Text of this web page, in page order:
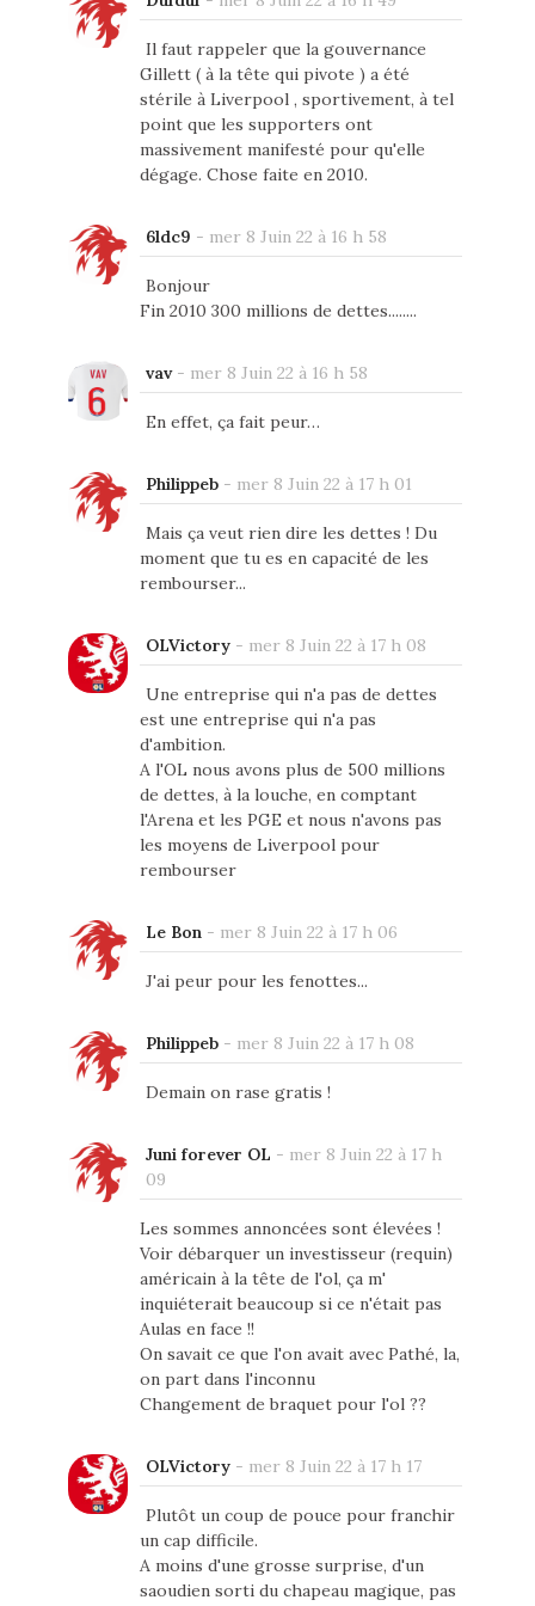
Il faut rappeler que la gouvernance
Gillett ( à la tête qui pivote ) a été
stérile à Liverpool , sportivement, à tel
point que les supporters ont
massivement manifesté pour qu'elle
dégage. Chose faite en 2010.
6ldc9 - mer 8 Juin 22 à 16 h 58
Bonjour
Fin 2010 300 millions de dettes........
vav- mer 8 Juin 22 à 16 h 58
En effet, ça fait peur…
Philippeb- mer 8 Juin 22 à 17 h 01
Mais ça veut rien dire les dettes ! Du
moment que tu es en capacité de les
rembourser...
OLVictory- mer 8 Juin 22 à 17 h 08
Une entreprise qui n'a pas de dettes
est une entreprise qui n'a pas
d'ambition.
A l'OL nous avons plus de 500 millions
de dettes, à la louche, en comptant
l'Arena et les PGE et nous n'avons pas
les moyens de Liverpool pour
rembourser
Le Bon- mer 8 Juin 22 à 17 h 06
J'ai peur pour les fenottes...
Philippeb- mer 8 Juin 22 à 17 h 08
Demain on rase gratis !
Juni forever OL - mer 8 Juin 22 à 17 h
09
Les sommes annoncées sont élevées !
Voir débarquer un investisseur (requin)
américain à la tête de l'ol, ça m'
inquiéterait beaucoup si ce n'était pas
Aulas en face !!
On savait ce que l'on avait avec Pathé, la,
on part dans l'inconnu
Changement de braquet pour l'ol ??
OLVictory- mer 8 Juin 22 à 17 h 17
Plutôt un coup de pouce pour franchir
un cap difficile.
A moins d'une grosse surprise, d'un
saoudien sorti du chapeau magique, pas